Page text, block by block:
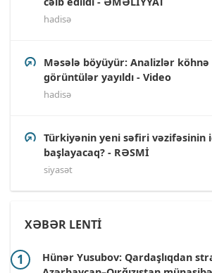
hadisə
Məsələ böyüyür: Analizlər köhnə
görüntülər yayıldı - Video
hadisə
Türkiyənin yeni səfiri vəzifəsinin
başlayacaq? - RƏSMİ
siyasət
XƏBƏR LENTİ
Hünər Yusubov: Qardaşlıqdan